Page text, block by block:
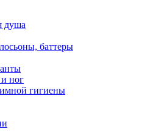
душа
баттеры
ног
гигиены